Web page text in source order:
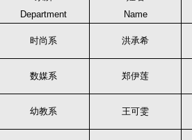
Department
Name
时尚系 洪承希
数媒系 郑伊莲
幼教系 王可雯